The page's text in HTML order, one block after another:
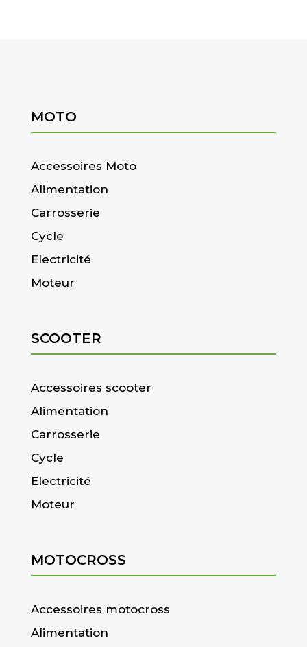
MOTO
Accessoires Moto
Alimentation
Carrosserie
Cycle
Electricité
Moteur
SCOOTER
Accessoires scooter
Alimentation
Carrosserie
Cycle
Electricité
Moteur
MOTOCROSS
Accessoires motocross
Alimentation